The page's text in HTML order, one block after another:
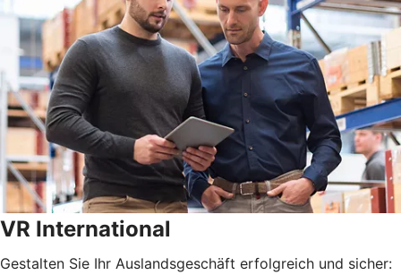
VR International
Gestalten Sie Ihr Auslandsgeschäft erfolgreich und sicher: